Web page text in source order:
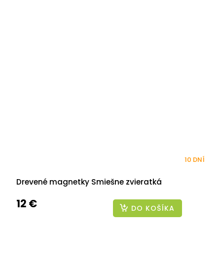
Drevené magnetky Smiešne zvieratká
10 DNÍ
12 € DO KOŠÍKA